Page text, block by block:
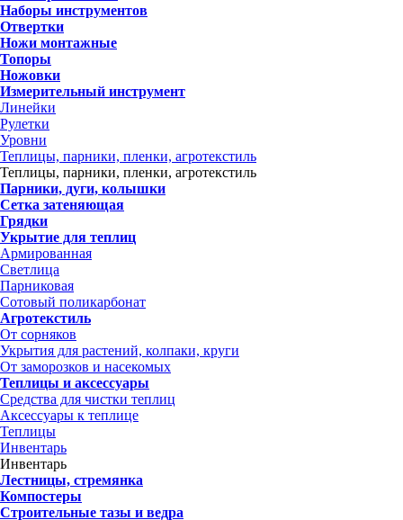
Наборы инструментов
Отвертки
Ножи монтажные
Топоры
Ножовки
Измерительный инструмент
Линейки
Рулетки
Уровни
Теплицы, парники, пленки, агротекстиль
Теплицы, парники, пленки, агротекстиль
Парники, дуги, колышки
Сетка затеняющая
Грядки
Укрытие для теплиц
Армированная
Светлица
Парниковая
Сотовый поликарбонат
Агротекстиль
От сорняков
Укрытия для растений, колпаки, круги
От заморозков и насекомых
Теплицы и аксессуары
Средства для чистки теплиц
Аксессуары к теплице
Теплицы
Инвентарь
Инвентарь
Лестницы, стремянка
Компостеры
Строительные тазы и ведра